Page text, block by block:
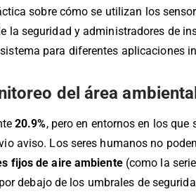
sobre cómo se utilizan los
la seguridad y administradores de
para diferentes aplicaciones
del área
20.9%, pero en entornos en los
aviso. Los seres humanos no
fijos de aire ambiente(como la
debajo de los umbrales de